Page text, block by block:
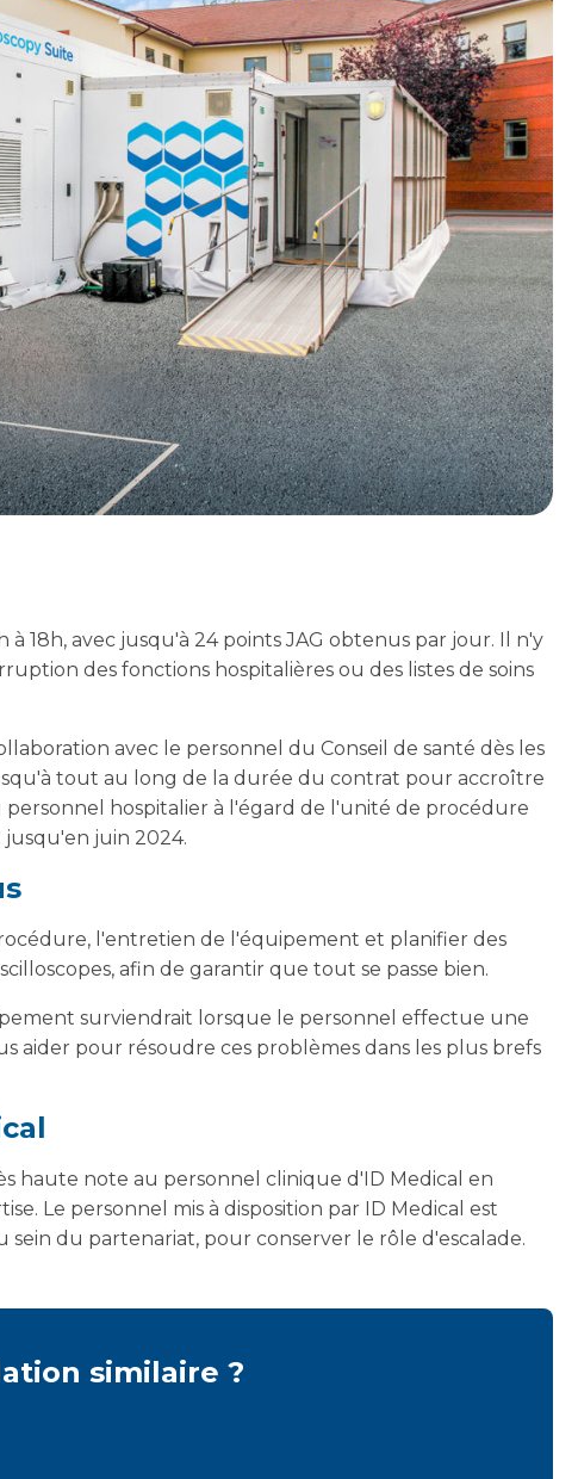
18h, avec jusqu'à 24 points JAG obtenus par jour. Il n'y
des fonctions hospitalières ou des listes de soins
avec le personnel du Conseil de santé dès les
tout au long de la durée du contrat pour accroître
personnel hospitalier à l'égard de l'unité de procédure
juin 2024.
l'entretien de l'équipement et planifier des
afin de garantir que tout se passe bien.
surviendrait lorsque le personnel effectue une
aider pour résoudre ces problèmes dans les plus brefs
haute note au personnel clinique d'ID Medical en
Le personnel mis à disposition par ID Medical est
du partenariat, pour conserver le rôle d'escalade.
similaire ?